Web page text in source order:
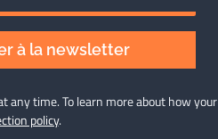
à la newsletter
any time. To learn more about how your
policy.